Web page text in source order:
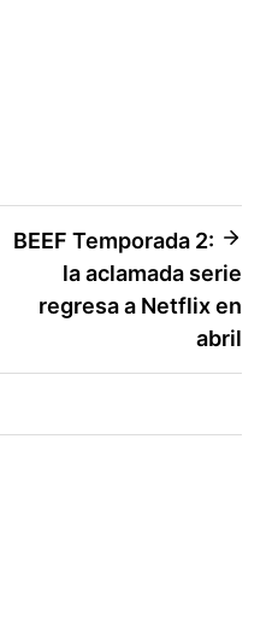
BEEF Temporada 2:
la aclamada serie
regresa a Netflix en
abril